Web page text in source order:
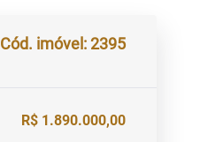
Cód. imóvel: 2395
R$ 1.890.000,00